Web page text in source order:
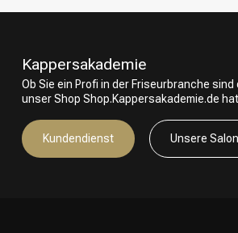
Kappersakademie
Ob Sie ein Profi in der Friseurbranche
unser Shop Shop.Kappersakademie.de
Kundendienst Unsere